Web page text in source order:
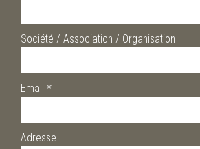
Société / Association / Organisation
Email *
Adresse